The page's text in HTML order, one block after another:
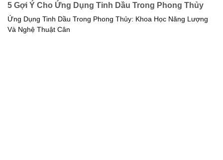
5 Gợi Ý Cho Ứng Dụng Tinh Dầu Trong Phong Thủy
Ứng Dụng Tinh Dầu Trong Phong Thủy: Khoa Học Năng Lượng
Và Nghệ Thuật Cân